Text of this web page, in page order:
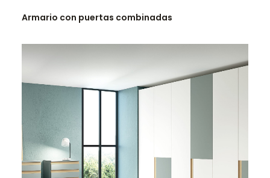
Armario con puertas combinadas